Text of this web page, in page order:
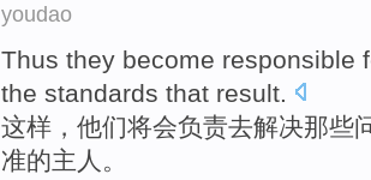
youdao
Thus they become responsible
the standards that result.
这样 ， 他们将会负责去解决那些
准的主人。